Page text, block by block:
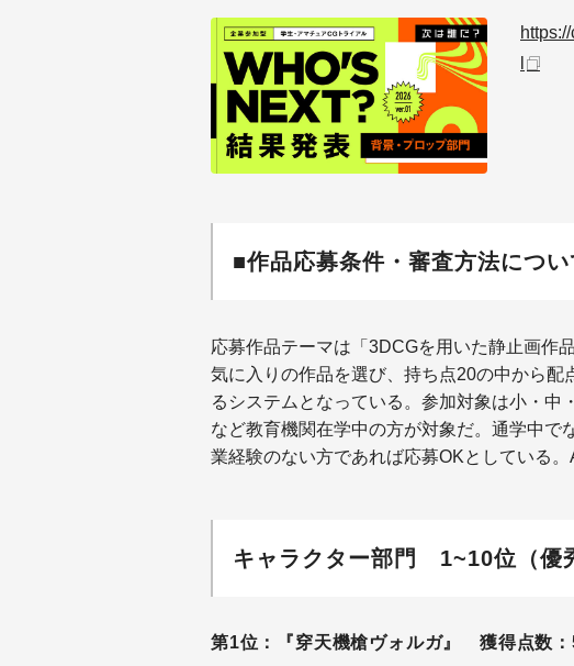
■作品応募条件・審査方法につい
応募作品テーマは「3DCGを用いた静止画作
気に入りの作品を選び、持ち点20の中から
るシステムとなっている。参加対象は小・中
など教育機関在学中の方が対象だ。通学中で
業経験のない方であれば応募OKとしている。
キャラクター部門 1~10位（優
第1位：『穿天機槍ヴォルガ』 獲得点数：